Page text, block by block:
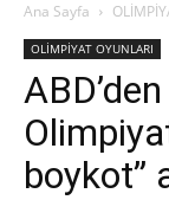
Ana Sayfa
OLİMPİYAT OYUNLARI
boykot”